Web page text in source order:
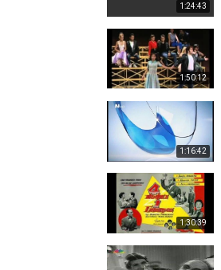
1:24:43
1:50:12
1:16:42
1:30:39